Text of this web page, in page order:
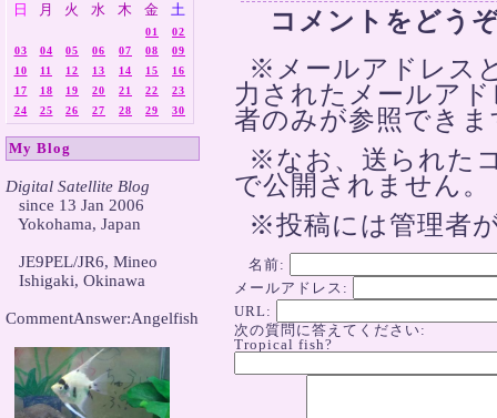
日 月 火 水 木 金 土
01
02
03
04 05 06 07 08
09
10
11 12 13 14 15
16
17
18 19 20 21 22
23
24
25 26 27 28 29 30
My Blog
Digital Satellite Blog
since 13 Jan 2006
   Yokohama, Japan
   JE9PEL/JR6, Mineo
   Ishigaki, Okinawa
CommentAnswer:Angelfish
コメントをどう
※メールアドレス
力されたメールア
者のみが参照できま
※なお、送られた
で公開されません。
※投稿には管理者
名前:
メールアドレス:
URL:
次の質問に答えてください:
Tropical fish?